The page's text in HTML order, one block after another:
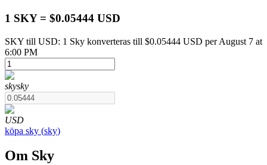
USDT Futures
1 SKY = $0.05444 USD
SKY till USD: 1 Sky konverteras till $0.05444 USD per August 7 at
6:00 PM
skysky
USD
köpa sky (sky)
Om Sky